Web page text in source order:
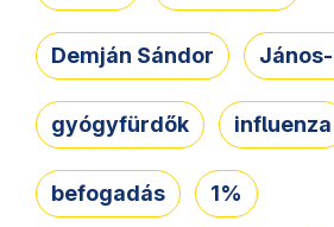
Demján Sándor
gyógyfürdők influenza
befogadás 1%